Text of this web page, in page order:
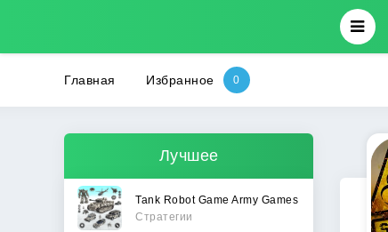
Главная Избранное
Лучшее
Tank Robot Game Army Games
Стратегии